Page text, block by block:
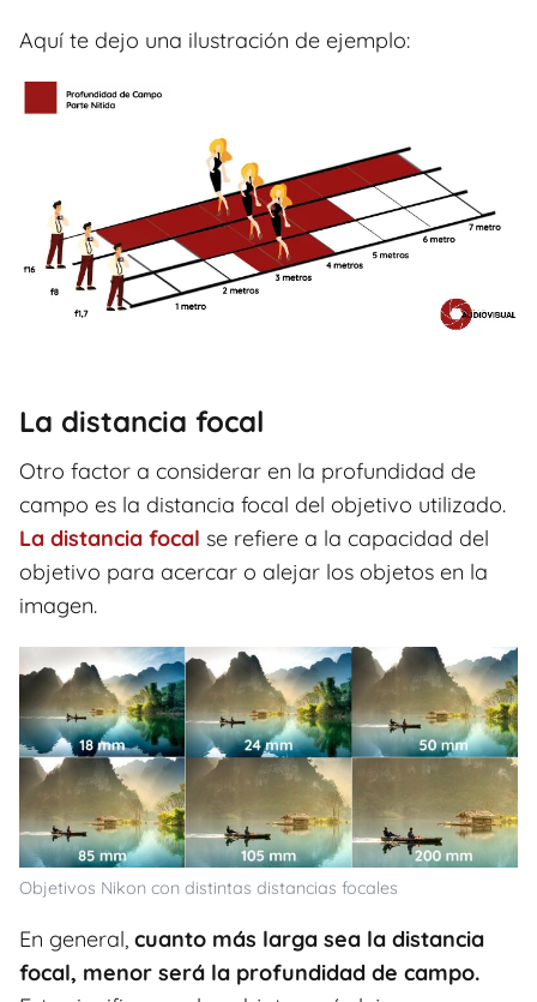
Aquí te dejo una ilustración de ejemplo:
La distancia focal
Otro factor a considerar en la profundidad de
campo es la distancia focal del objetivo utilizado.
La distancia focal se refiere a la capacidad del
objetivo para acercar o alejar los objetos en la
imagen.
Objetivos Nikon con distintas distancias focales
En general, cuanto más larga sea la distancia
focal, menor será la profundidad de campo.